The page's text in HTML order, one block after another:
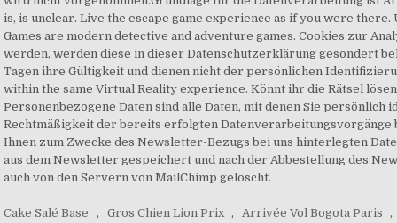
Cake Salé Base , Gros Chien Lion Prix , Arrivée Vol Bogota Paris
,